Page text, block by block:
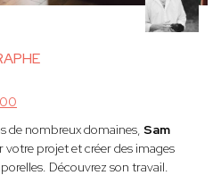
de nombreux domaines, Sam
votre projet et créer des images
Découvrez son travail.